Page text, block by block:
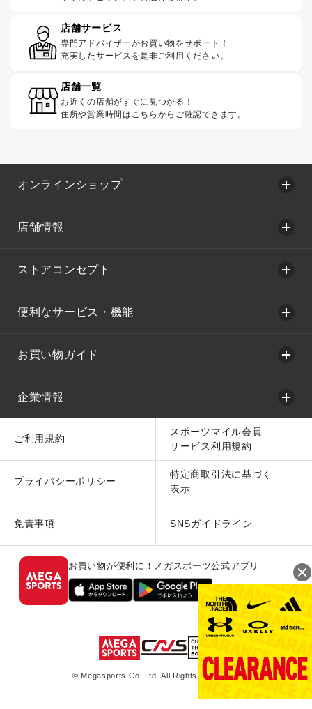
店舗サービス
専門アドバイザーがお買い物をサポート！
充実したサービスを是非ご利用ください。
店舗一覧
お近くの店舗がすぐに見つかる！
住所や営業時間はこちらからご確認できます。
オンラインショップ
店舗情報
ストアコンセプト
便利なサービス・機能
お買い物ガイド
企業情報
ご利用規約
スポーツマイル会員
サービス利用規約
プライバシーポリシー
特定商取引法に基づく
表示
免責事項 SNSガイドライン
お買い物が便利に！メガスポーツ公式アプリ
© Megasports Co. Ltd. All Rights Reserved.